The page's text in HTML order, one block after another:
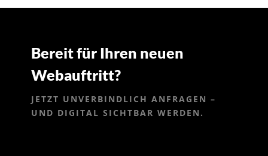
Bereit für Ihren neuen
Webauftritt?
JETZT UNVERBINDLICH ANFRAGEN –
UND DIGITAL SICHTBAR WERDEN.